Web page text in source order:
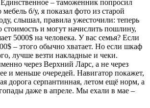
Единственное – таможенник попросил
б/у, я показал фото из старой
слышал, правила ужесточили: теперь
и могут начислить пошлину,
5000$ на человека. У вас семья? Если
– этого обычно хватает. Но если шкаф
лучше везти накладные и чеки.
через Верхний Ларс, а не через
и меньше очередей. Навигатор покажет,
дорога серпантинная, летом ещё норм, а
даже в апреле. Мы ехали в мае –